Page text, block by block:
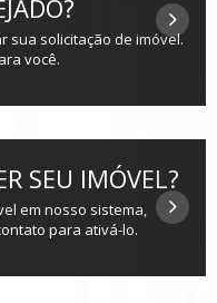
sua solicitação de imóvel.
você.
SEU IMÓVEL?
em nosso sistema,
para ativá-lo.